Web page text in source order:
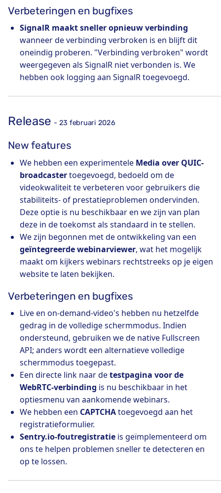
Verbeteringen en bugfixes
SignalR maakt sneller opnieuw verbinding
wanneer de verbinding verbroken is en blijft dit
oneindig proberen. "Verbinding verbroken" wordt
weergegeven als SignalR niet verbonden is. We
hebben ook logging aan SignalR toegevoegd.
Release - 23 februari 2026
New features
We hebben een experimentele Media over QUIC-
broadcastertoegevoegd, bedoeld om de
videokwaliteit te verbeteren voor gebruikers die
stabiliteits- of prestatieproblemen ondervinden.
Deze optie is nu beschikbaar en we zijn van plan
deze in de toekomst als standaard in te stellen.
We zijn begonnen met de ontwikkeling van een
geïntegreerde webinarviewer, wat het mogelijk
maakt om kijkers webinars rechtstreeks op je eigen
website te laten bekijken.
Verbeteringen en bugfixes
Live en on-demand-video's hebben nu hetzelfde
gedrag in de volledige schermmodus. Indien
ondersteund, gebruiken we de native Fullscreen
API; anders wordt een alternatieve volledige
schermmodus toegepast.
Een directe link naar detestpagina voor de
WebRTC-verbinding is nu beschikbaar in het
optiesmenu van aankomende webinars.
We hebben een CAPTCHAtoegevoegd aan het
registratieformulier.
Sentry.io-foutregistratie is geïmplementeerd om
ons te helpen problemen sneller te detecteren en
op te lossen.